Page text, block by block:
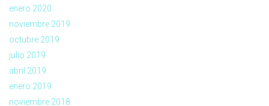
enero 2020
noviembre 2019
octubre 2019
julio 2019
abril 2019
enero 2019
noviembre 2018